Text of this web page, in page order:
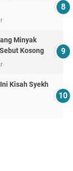
Minyak
Kosong
Kisah Syekh